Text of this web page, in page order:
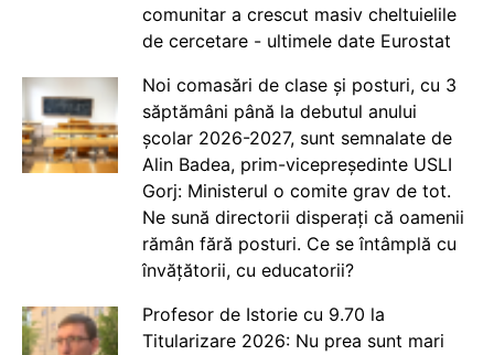
comunitar a crescut masiv cheltuielile
de cercetare - ultimele date Eurostat
Noi comasări de clase și posturi, cu 3
săptămâni până la debutul anului
școlar 2026-2027, sunt semnalate de
Alin Badea, prim-vicepreședinte USLI
Gorj: Ministerul o comite grav de tot.
Ne sună directorii disperați că oamenii
rămân fără posturi. Ce se întâmplă cu
învățătorii, cu educatorii?
Profesor de Istorie cu 9.70 la
Titularizare 2026: Nu prea sunt mari